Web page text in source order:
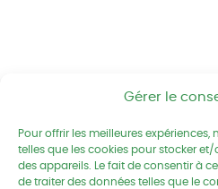
Gérer le
Pour offrir les meilleures
telles que les cookies pour stocker
des appareils. Le fait de consentir à
de traiter des données telles que le
Réseau CIVAM -
2 av. du
332
22190